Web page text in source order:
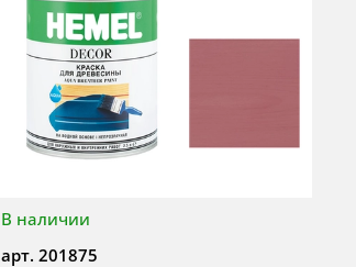
В наличии
арт. 201875